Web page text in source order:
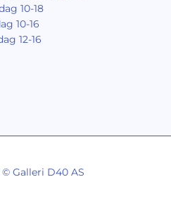
10-18
10-16
12-16
© Galleri D40 AS